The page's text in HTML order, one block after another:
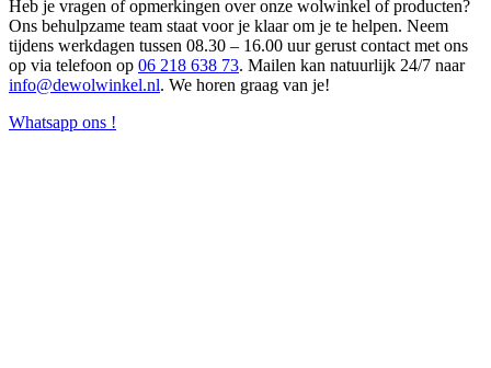
Heb je vragen of opmerkingen over onze wolwinkel of producten?
Ons behulpzame team staat voor je klaar om je te helpen. Neem
tijdens werkdagen tussen 08.30 – 16.00 uur gerust contact met ons
op via telefoon op 06 218 638 73. Mailen kan natuurlijk 24/7 naar
info@dewolwinkel.nl. We horen graag van je!
Whatsapp ons !